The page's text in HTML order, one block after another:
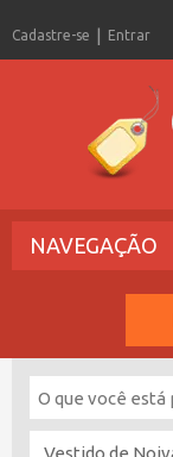
Cadastre-se Entrar
NAVEGAÇÃO